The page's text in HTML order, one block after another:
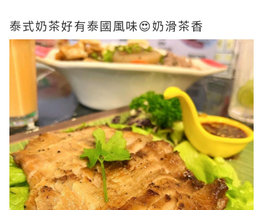
泰式奶茶好有泰國風味😍奶滑茶香